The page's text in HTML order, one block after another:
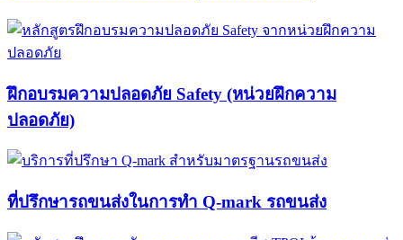
ฝึกอบรมความปลอดภัย Safety (หน่วยฝึกความ
ปลอดภัย)
ที่ปรึกษารถขนส่งในการทำ Q-mark รถขนส่ง​​